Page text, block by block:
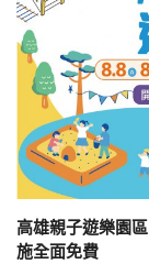
高雄親子遊樂園
施全面免費